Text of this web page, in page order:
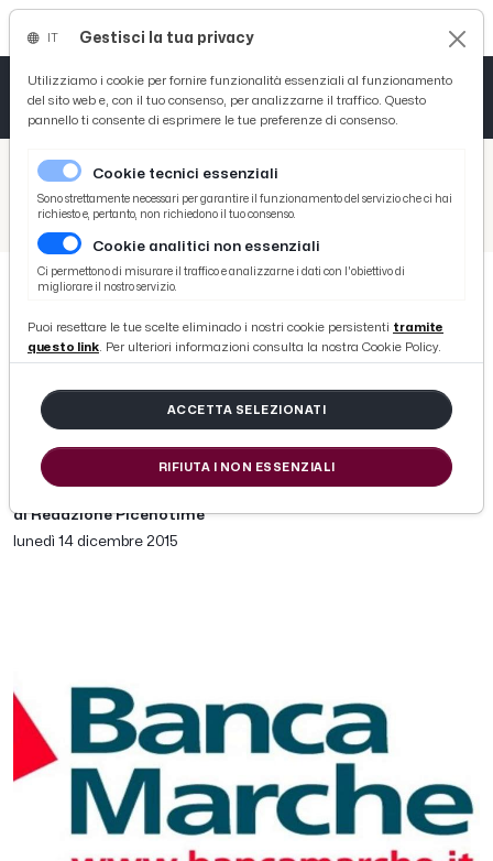
/ Picenotime
/ Comunicati Stampa
Banca Marche: Codacons, chiama a raccolta i risparmiatori coinvolti nel salvataggio dell'istituto di credito
Banca Marche: Codacons, chiama a
raccolta i risparmiatori coinvolti
nel salvataggio dell'istituto di
credito
di Redazione Picenotime
lunedì 14 dicembre 2015
Gestisci la tua privacy
Utilizziamo i cookie per fornire funzionalità essenziali al funzionamento
del sito web e, con il tuo consenso, per analizzarne il traffico. Questo
pannello ti consente di esprimere le tue preferenze di consenso.
Cookie tecnici essenziali
Sono strettamente necessari per garantire il funzionamento del servizio che ci hai
richiesto e, pertanto, non richiedono il tuo consenso.
Cookie analitici non essenziali
Ci permettono di misurare il traffico e analizzarne i dati con l'obiettivo di
migliorare il nostro servizio.
Puoi resettare le tue scelte eliminado i nostri cookie persistenti tramite
questo link. Per ulteriori informazioni consulta la nostra Cookie Policy.
ACCETTA SELEZIONATI
RIFIUTA I NON ESSENZIALI
Tutto News
Tutto Sport
Basket
Ciclismo
Tutto Curiosità